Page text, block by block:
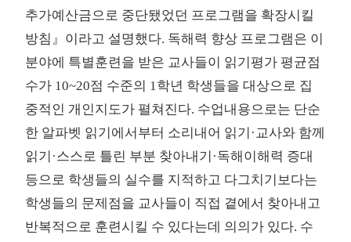
추가예산금으로 중단됐었던 프로그램을 확장시킬
방침』이라고 설명했다. 독해력 향상 프로그램은 이
분야에 특별훈련을 받은 교사들이 읽기평가 평균점
수가 10~20점 수준의 1학년 학생들을 대상으로 집
중적인 개인지도가 펼쳐진다. 수업내용으로는 단순
한 알파벳 읽기에서부터 소리내어 읽기·교사와 함께
읽기·스스로 틀린 부분 찾아내기·독해이해력 증대
등으로 학생들의 실수를 지적하고 다그치기보다는
학생들의 문제점을 교사들이 직접 곁에서 찾아내고
반복적으로 훈련시킬 수 있다는데 의의가 있다. 수